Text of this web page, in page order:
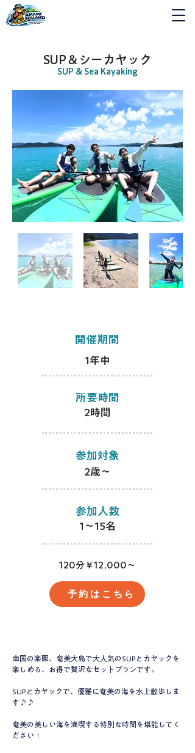
SUP＆シーカヤック
SUP & Sea Kayaking
​開催期間
1年中
​所要時間
​2時間
​参加対象
​2歳～
​参加人数
​1～15名
​120分￥12,000～
予約はこちら
​南国の楽園、奄美大島で大人気のSUPとカヤックを
楽しめる、お得で贅沢なセットプランです。
SUPとカヤックで、優雅に奄美の海を水上散歩しま
す♪♪
奄美の美しい海を満喫する特別な時間を堪能してく
ださい！